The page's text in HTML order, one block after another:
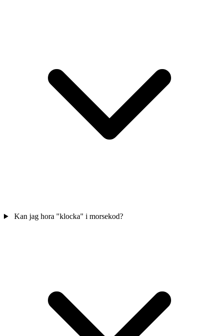
Kan jag hora "klocka" i morsekod?